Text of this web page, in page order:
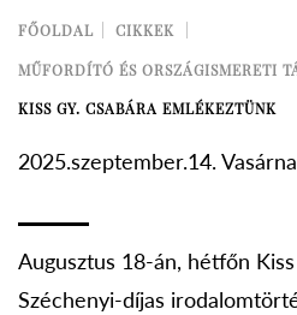
FŐOLDAL CIKKEK
MŰFORDÍTÓ ÉS ORSZÁGISMERETI
KISS GY. CSABÁRA EMLÉKEZTÜNK
2025.szeptember.14.
Augusztus 18-án, hétfőn Kiss
Széchenyi-díjas